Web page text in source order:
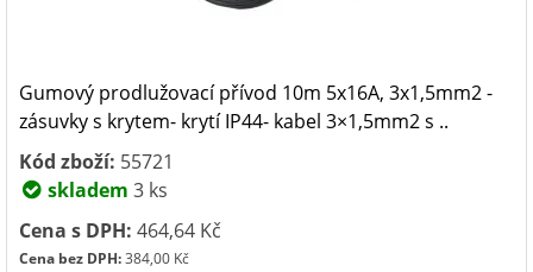
Gumový prodlužovací přívod 10m 5x16A, 3x1,5mm2 -
zásuvky s krytem- krytí IP44- kabel 3×1,5mm2 s ..
Kód zboží: 55721
skladem 3 ks
Cena s DPH: 464,64 Kč
Cena bez DPH:384,00 Kč